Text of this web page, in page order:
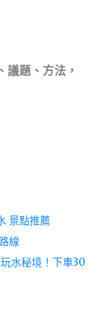
議題、方法，
景點推薦
線
水秘境！下車30